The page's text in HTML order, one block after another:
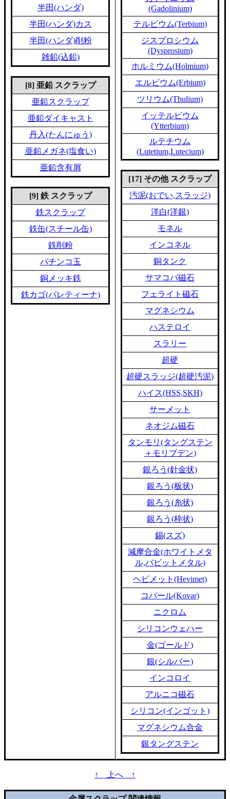
半田(ハンダ)
半田(ハンダ)カス
半田(ハンダ)削粉
雑鉛(込鉛)
[8] 亜鉛 スクラップ
亜鉛スクラップ
亜鉛ダイキャスト
丹入(たんにゅう)
亜鉛メガネ(塩食い)
亜鉛含有屑
[9] 鉄 スクラップ
鉄スクラップ
鉄缶(スチール缶)
鉄削粉
パチンコ玉
銅メッキ鉄
鉄カゴ(パレティーナ)
(Gadolinium)
テルビウム(Terbium)
ジスプロシウム
(Dysprosium)
ホルミウム(Holmium)
エルビウム(Erbium)
ツリウム(Thulium)
イッテルビウム
(Ytterbium)
ルテチウム
(Lutetium,Lutecium)
[17] その他 スクラップ
汚泥(おでい,スラッジ)
洋白(洋銀)
モネル
インコネル
銅タンク
サマコバ磁石
フェライト磁石
マグネシウム
ハステロイ
スラリー
超硬
超硬スラッジ(超硬汚泥)
ハイス(HSS,SKH)
サーメット
ネオジム磁石
タンモリ(タングステン
＋モリブデン)
銀ろう(針金状)
銀ろう(板状)
銀ろう(糸状)
銀ろう(枠状)
錫(スズ)
減摩合金(ホワイトメタ
ル,バビットメタル)
ヘビメット(Hevimet)
コバール(Kovar)
ニクロム
シリコンウェハー
金(ゴールド)
銀(シルバー)
インコロイ
アルニコ磁石
シリコン(インゴット)
マグネシウム合金
銀タングステン
↑ 上へ ↑